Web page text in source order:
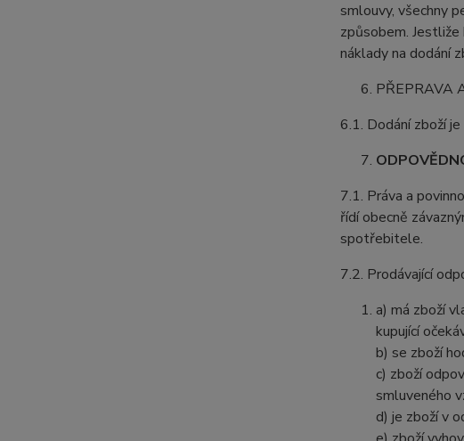
smlouvy, všechny
způsobem. Jestliže
náklady na dodání
PŘEPRAVA
6.1. Dodání zboží
7.1. Práva a
řídí obecně
spotřebitele.
7.2. Prodávající
a) má zboží
kupující
b) se zboží
c) zboží
smluveného
d) je zboží v